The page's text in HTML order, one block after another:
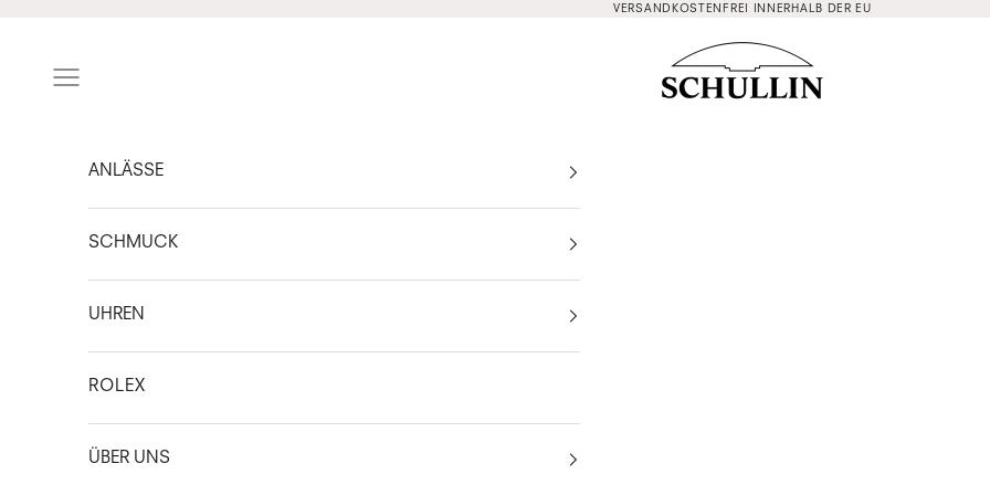
VERSANDKOSTENFREI INNERHALB DER EU
Navigationsmenü öffnen
ANLÄSSE
SCHMUCK
UHREN
ROLEX
ÜBER UNS